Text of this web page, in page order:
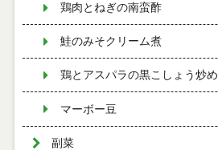
鶏肉とねぎの南蛮酢
鮭のみそクリーム煮
鶏とアスパラの黒こしょう炒め
マーボー豆
副菜